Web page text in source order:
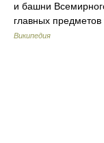
и башни
главных
Википедия